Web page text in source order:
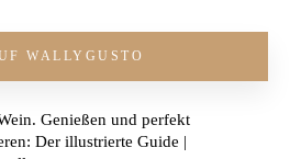
WALLYGUSTO
Genießen und perfekt
Der illustrierte Guide |